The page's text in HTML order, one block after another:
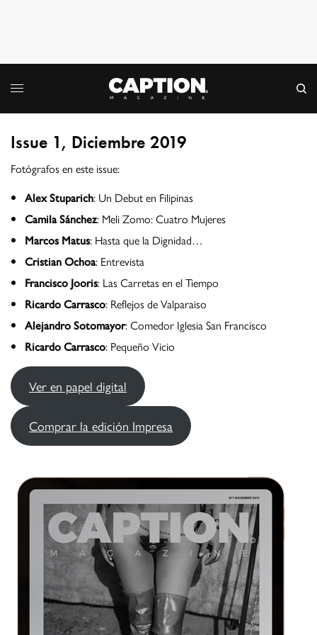
Issue 1, Diciembre 2019
Fotógrafos en este issue:
Alex Stuparich: Un Debut en Filipinas
Camila Sánchez: Meli Zomo: Cuatro Mujeres
Marcos Matus: Hasta que la Dignidad…
Cristian Ochoa: Entrevista
Francisco Jooris: Las Carretas en el Tiempo
Ricardo Carrasco: Reflejos de Valparaiso
Alejandro Sotomayor: Comedor Iglesia San Francisco
Ricardo Carrasco: Pequeño Vicio
Ver en papel digital
Comprar la edición Impresa